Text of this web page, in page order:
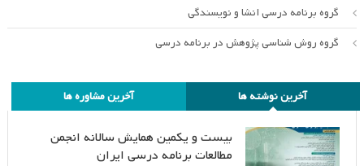
گروه برنامه درسی انشا و نویسندگی
گروه روش شناسی پژوهش در برنامه درسی
آخرین نوشته ها آخرین مشاوره ها
بیست و یکمین همایش سالانه انجمن
مطالعات برنامه درسی ایران